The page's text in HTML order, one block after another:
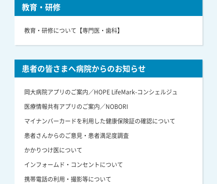
教育・研修
教育・研修について【専門医・歯科】
患者の皆さまへ病院からのお知らせ
岡大病院アプリのご案内／HOPE LifeMark-コンシェルジュ
医療情報共有アプリのご案内／NOBORI
マイナンバーカードを利用した健康保険証の確認について
患者さんからのご意見・患者満足度調査
かかりつけ医について
インフォームド・コンセントについて
携帯電話の利用・撮影等について